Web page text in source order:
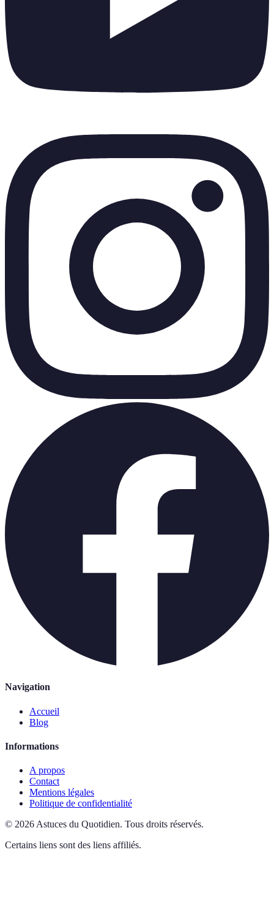
Navigation
Accueil
Blog
Informations
A propos
Contact
Mentions légales
Politique de confidentialité
© 2026 Astuces du Quotidien. Tous droits réservés.
Certains liens sont des liens affiliés.